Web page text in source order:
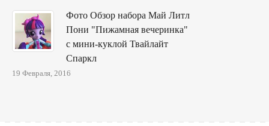
Фото Обзор набора Май Литл
Пони "Пижамная вечеринка"
с мини-куклой Твайлайт
Спаркл
19 Февраля, 2016